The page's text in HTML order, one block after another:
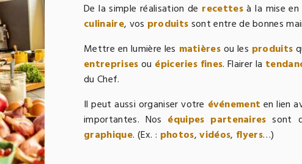
De la simple réalisation de recettesà la mise
culinaire, vos produitssont entre de bonnes
Mettre en lumière les matièresou les produits
entreprisesou épiceries fines. Flairer la
du Chef.
Il peut aussi organiser votre événement en lien
importantes. Nos équipes partenaires sont
graphique. (Ex. : photos,vidéos, flyers…)